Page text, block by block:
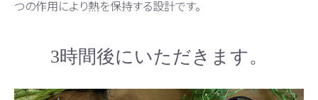
つの作用により熱を保持する設計です。
3時間後にいただきます。